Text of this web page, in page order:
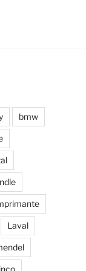
bmw
Laval